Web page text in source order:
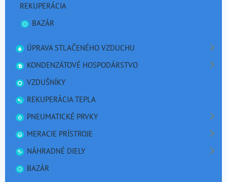
REKUPERÁCIA
BAZÁR
ÚPRAVA STLAČENÉHO VZDUCHU
KONDENZÁTOVÉ HOSPODÁRSTVO
VZDUŠNÍKY
REKUPERÁCIA TEPLA
PNEUMATICKÉ PRVKY
MERACIE PRÍSTROJE
NÁHRADNÉ DIELY
BAZÁR